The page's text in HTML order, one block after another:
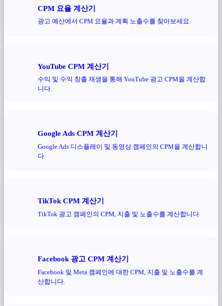
CPM 요율 계산기
광고 예산에서 CPM 요율과 계획 노출수를 찾아보세요.
YouTube CPM 계산기
수익 및 수익 창출 재생을 통해 YouTube 광고 CPM을 계산합
니다.
Google Ads CPM 계산기
Google Ads 디스플레이 및 동영상 캠페인의 CPM을 계산합니
다.
TikTok CPM 계산기
TikTok 광고 캠페인의 CPM, 지출 및 노출수를 계산합니다.
Facebook 광고 CPM 계산기
Facebook 및 Meta 캠페인에 대한 CPM, 지출 및 노출수를 계
산합니다.